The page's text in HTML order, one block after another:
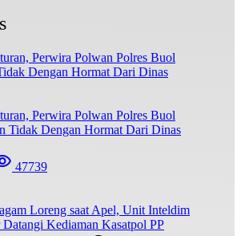
Perwira Polwan Polres Buol
Tidak Dengan Hormat Dari Dinas
47739
Loreng saat Apel, Unit Inteldim
Datangi Kediaman Kasatpol PP